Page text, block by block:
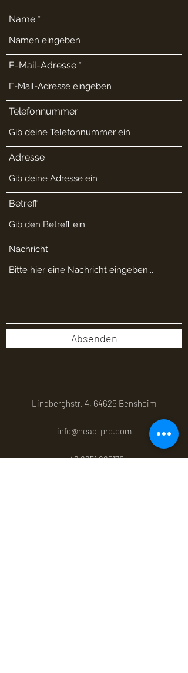
Name
E-Mail-Adresse
Telefonnummer
Adresse
Betreff
Nachricht
Absenden
Lindberghstr. 4, 64625 Bensheim
info@head-pro.com
+49 6251 985170